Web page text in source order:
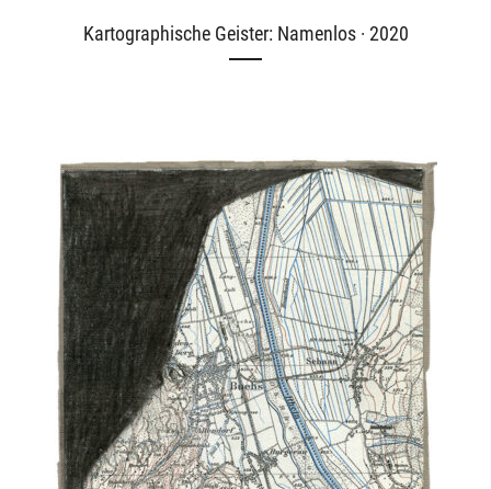
Ausstellungen
Unsere Angebote
Kartographische Geister: Namenlos · 2020